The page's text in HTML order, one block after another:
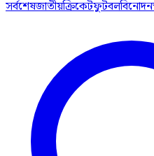
সর্বশেষজাতীয়ক্রিকেটফুটবলবিনোদন